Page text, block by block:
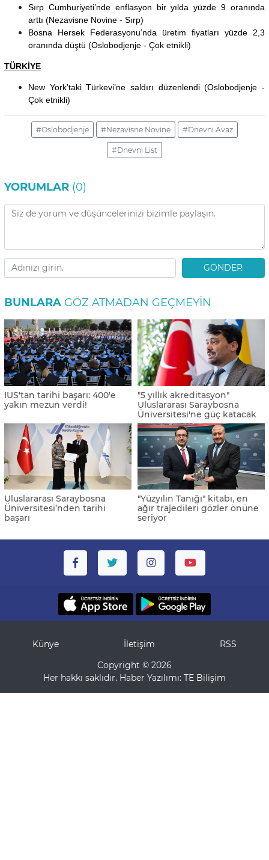
Sırp Cumhuriyeti’nde enflasyon bir yılda yüzde 9 oranında
arttı (Nezavisne Novine - Sırp)
Bosna Hersek Federasyonu’nda üretim fiyatları yüzde 2,3
oranında düştü (Oslobodjenje - Çok etnikli)
TÜRKİYE
New York’taki Türkevi’ne saldırı düzenlendi (Oslobodjenje -
Çok etnikli)
#Oslobodjenje #Nezavisne Novine #Dnevni Avaz
#Dnevni List
YORUMLAR (0)
GÖNDER
BUNLARA GÖZ ATMADAN GEÇMEYIN
IUS'tan tarihi başarı: 400'e
yakın mezun verdi!
"5 yıllık akreditasyon"
Uluslararası Saraybosna
Üniversitesi'ne güç katacak
Uluslararası Saraybosna
Üniversitesi’nden tarihi
başarı
"Yüzyılın Tanığı" kitabı, en
ağır trajedileri gözler önüne
seriyor
Künye İletişim
RSS
Copyright © 2026
Her hakkı saklıdır. Haber Yazılımı: TE Bilişim